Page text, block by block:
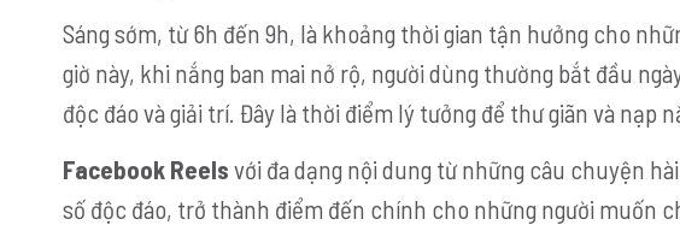
Sáng sớm, từ 6h đến 9h, là khoảng thời gian tận hưởng cho
giờ này, khi nắng ban mai nở rộ, người dùng thường bắt đầu
độc đáo và giải trí. Đây là thời điểm lý tưởng để thư giãn và nạp
Facebook Reels với đa dạng nội dung từ những câu chuyện
số độc đáo, trở thành điểm đến chính cho những người muốn